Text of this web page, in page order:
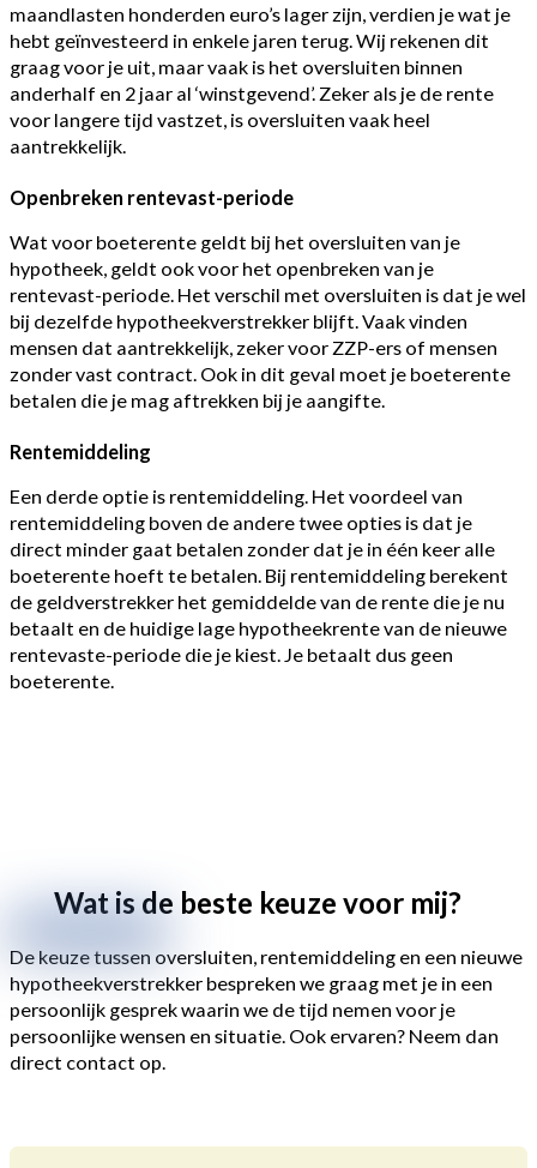
maandlasten honderden euro’s lager zijn, verdien je wat je
hebt geïnvesteerd in enkele jaren terug. Wij rekenen dit
graag voor je uit, maar vaak is het oversluiten binnen
anderhalf en 2 jaar al ‘winstgevend’. Zeker als je de rente
voor langere tijd vastzet, is oversluiten vaak heel
aantrekkelijk.
Openbreken rentevast-periode
Wat voor boeterente geldt bij het oversluiten van je
hypotheek, geldt ook voor het openbreken van je
rentevast-periode. Het verschil met oversluiten is dat je wel
bij dezelfde hypotheekverstrekker blijft. Vaak vinden
mensen dat aantrekkelijk, zeker voor ZZP-ers of mensen
zonder vast contract. Ook in dit geval moet je boeterente
betalen die je mag aftrekken bij je aangifte.
Rentemiddeling
Een derde optie is rentemiddeling. Het voordeel van
rentemiddeling boven de andere twee opties is dat je
direct minder gaat betalen zonder dat je in één keer alle
boeterente hoeft te betalen. Bij rentemiddeling berekent
de geldverstrekker het gemiddelde van de rente die je nu
betaalt en de huidige lage hypotheekrente van de nieuwe
rentevaste-periode die je kiest. Je betaalt dus geen
boeterente.
Wat is de beste keuze voor mij?
De keuze tussen oversluiten, rentemiddeling en een nieuwe
hypotheekverstrekker bespreken we graag met je in een
persoonlijk gesprek waarin we de tijd nemen voor je
persoonlijke wensen en situatie. Ook ervaren? Neem dan
direct contact op.